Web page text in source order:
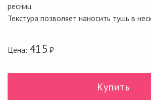
ресниц.
Текстура позволяет наносить тушь в
Цена: 415 ₽
Купить